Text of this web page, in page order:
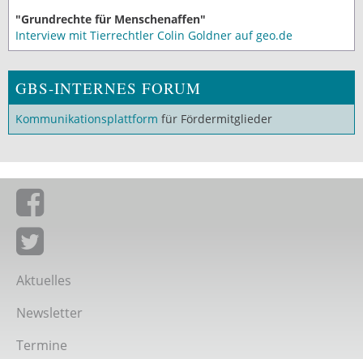
"Grundrechte für Menschenaffen"
Interview mit Tierrechtler Colin Goldner auf geo.de
GBS-INTERNES FORUM
Kommunikationsplattform für Fördermitglieder
Giordano-Bruno-Stiftung auf Facebook
Giordano-Bruno-Stiftung bei Twitter
Aktuelles
Newsletter
Termine